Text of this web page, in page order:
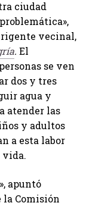
ciudad
vecinal,
. El
se ven
dos y tres
agua y
atender las
y adultos
a esta labor
vida.
apuntó
la Comisión